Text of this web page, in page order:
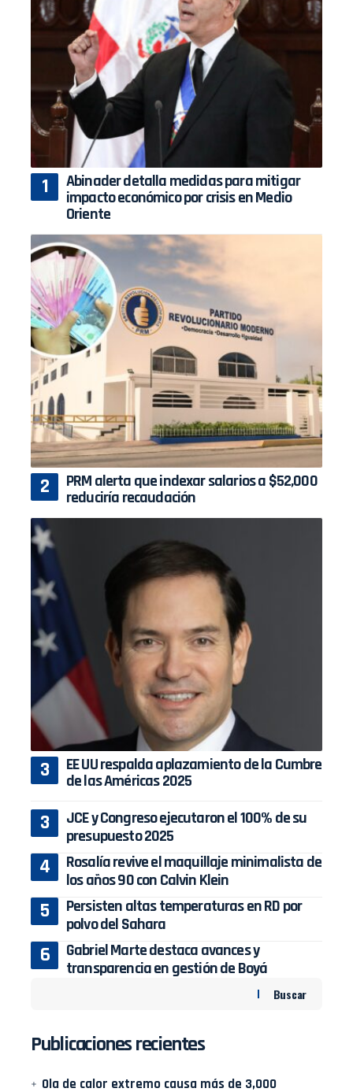
Abinader detalla medidas para mitigar
impacto económico por crisis en Medio
Oriente
PRM alerta que indexar salarios a $52,000
reduciría recaudación
EE UU respalda aplazamiento de la Cumbre
de las Américas 2025
JCE y Congreso ejecutaron el 100% de su
presupuesto 2025
Rosalía revive el maquillaje minimalista de
los años 90 con Calvin Klein
Persisten altas temperaturas en RD por
polvo del Sahara
Gabriel Marte destaca avances y
transparencia en gestión de Boyá
Buscar
Publicaciones recientes
Ola de calor extremo causa más de 3,000